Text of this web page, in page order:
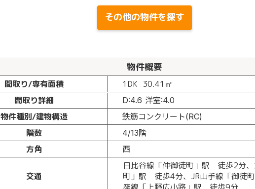
その他の物件を探す
物件概要
間取り/専有面積 1DK 30.41㎡
間取り詳細
D:4.6 洋室:4.0
物件種別/建物構造 鉄筋コンクリート(RC)
階数 4/13階
方角 西
交通
日比谷線「仲御徒町」駅 徒歩2分
町」駅 徒歩4分、JR山手線「御徒